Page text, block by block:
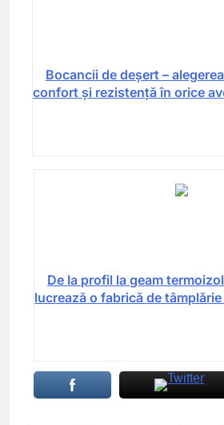
Bocancii de deșert –
confort și rezistență în orice
De la profil la geam
lucrează o fabrică de tâmplărie